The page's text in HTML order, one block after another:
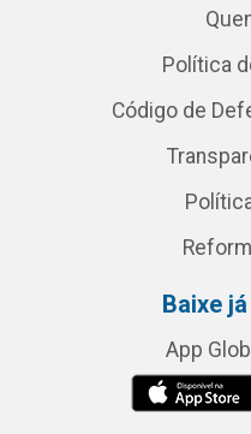
Política
Código de
Baixe
App